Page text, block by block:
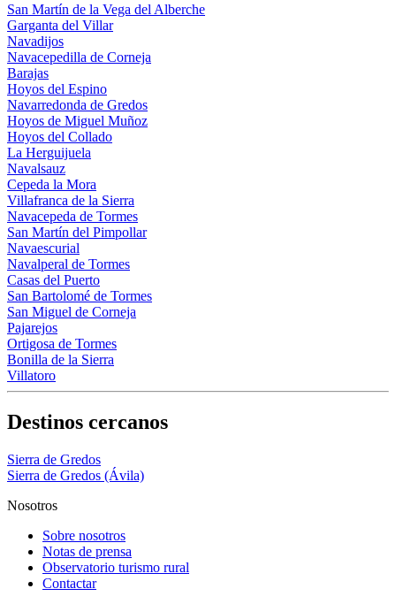
San Martín de la Vega del Alberche
Garganta del Villar
Navadijos
Navacepedilla de Corneja
Barajas
Hoyos del Espino
Navarredonda de Gredos
Hoyos de Miguel Muñoz
Hoyos del Collado
La Herguijuela
Navalsauz
Cepeda la Mora
Villafranca de la Sierra
Navacepeda de Tormes
San Martín del Pimpollar
Navaescurial
Navalperal de Tormes
Casas del Puerto
San Bartolomé de Tormes
San Miguel de Corneja
Pajarejos
Ortigosa de Tormes
Bonilla de la Sierra
Villatoro
Destinos cercanos
Sierra de Gredos
Sierra de Gredos (Ávila)
Nosotros
Sobre nosotros
Notas de prensa
Observatorio turismo rural
Contactar